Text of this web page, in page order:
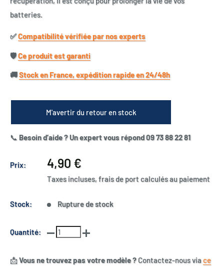
batteries.
✅​Compatibilité vérifiée par nos experts
🛡️​Ce produit est garanti
🚚​Stock en France, expédition rapide en 24/48h
M'avertir du retour en stock
📞 Besoin d’aide ? Un expert vous répond 09 73 88 22 81
Prix:
Prix
réduit
4,90 €
Taxes incluses, frais de port calculés au paiement
Stock: Rupture de stock
Quantité:
📩Vous ne trouvez pas votre modèle ?Contactez-nous viace